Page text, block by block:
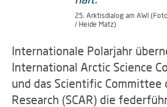
25. Arktisdialog am AWI
/ Heide Matz)
Internationale Polarjahr
International Arctic Science
und das Scientific Committee
Research (SCAR) die